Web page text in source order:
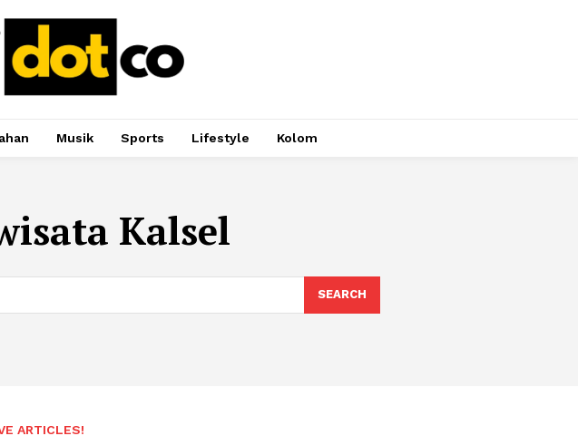
Musik Sports Lifestyle Kolom
Kalsel
SEARCH
ARTICLES!